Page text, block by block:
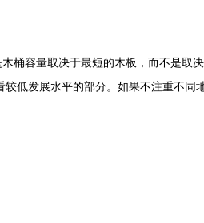
容量取决于最短的木板，而不是取
低发展水平的部分。如果不注重不